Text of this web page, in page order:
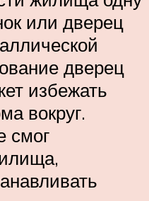
или дверец
дверец
избежать
вокруг.
смог